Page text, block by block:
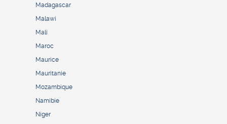
Madagascar
Malawi
Mali
Maroc
Maurice
Mauritanie
Mozambique
Namibie
Niger